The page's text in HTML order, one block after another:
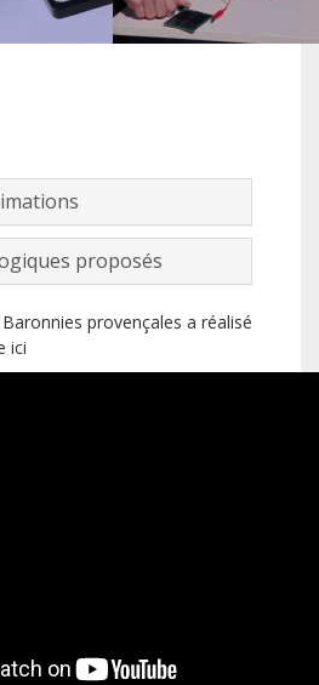
proposés
provençales a réalisé
ici